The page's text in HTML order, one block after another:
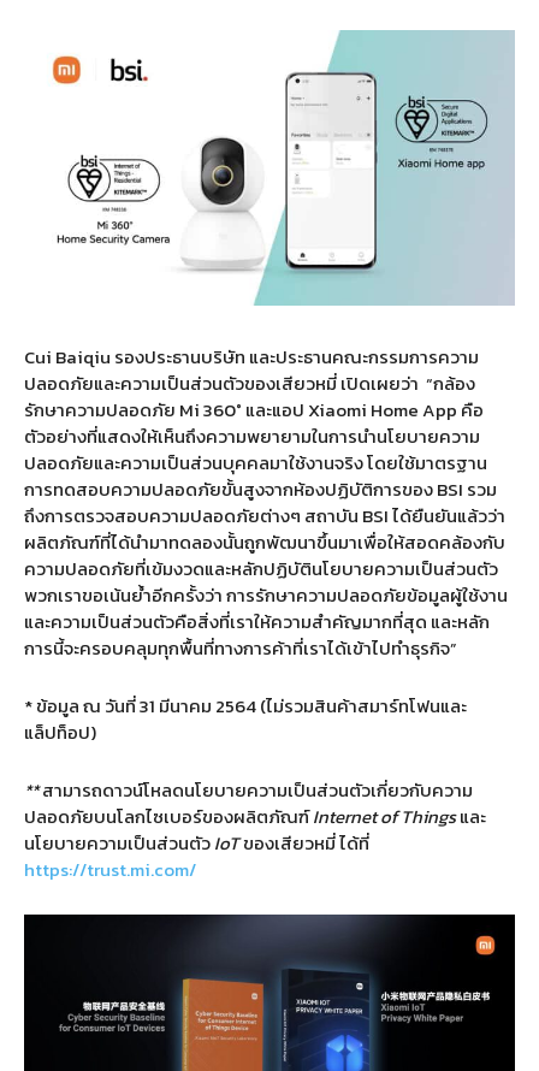
Cui Baiqiu รองประธานบริษัท และประธานคณะกรรมการความ
ปลอดภัยและความเป็นส่วนตัวของเสียวหมี่ เปิดเผยว่า “กล้อง
รักษาความปลอดภัย Mi 360° และแอป Xiaomi Home App คือ
ตัวอย่างที่แสดงให้เห็นถึงความพยายามในการนำนโยบายความ
ปลอดภัยและความเป็นส่วนบุคคลมาใช้งานจริง โดยใช้มาตรฐาน
การทดสอบความปลอดภัยขั้นสูงจากห้องปฏิบัติการของ BSI รวม
ถึงการตรวจสอบความปลอดภัยต่างๆ สถาบัน BSI ได้ยืนยันแล้วว่า
ผลิตภัณฑ์ที่ได้นำมาทดลองนั้นถูกพัฒนาขึ้นมาเพื่อให้สอดคล้องกับ
ความปลอดภัยที่เข้มงวดและหลักปฏิบัตินโยบายความเป็นส่วนตัว
พวกเราขอเน้นย้ำอีกครั้งว่า การรักษาความปลอดภัยข้อมูลผู้ใช้งาน
และความเป็นส่วนตัวคือสิ่งที่เราให้ความสำคัญมากที่สุด และหลัก
การนี้จะครอบคลุมทุกพื้นที่ทางการค้าที่เราได้เข้าไปทำธุรกิจ”
* ข้อมูล ณ วันที่ 31 มีนาคม 2564 (ไม่รวมสินค้าสมาร์ทโฟนและ
แล็ปท็อป)
**สามารถดาวน์โหลดนโยบายความเป็นส่วนตัวเกี่ยวกับความ
ปลอดภัยบนโลกไซเบอร์ของผลิตภัณฑ์Internet of Thingsและ
นโยบายความเป็นส่วนตัวIoTของเสียวหมี่ ได้ที่
https://trust.mi.com/